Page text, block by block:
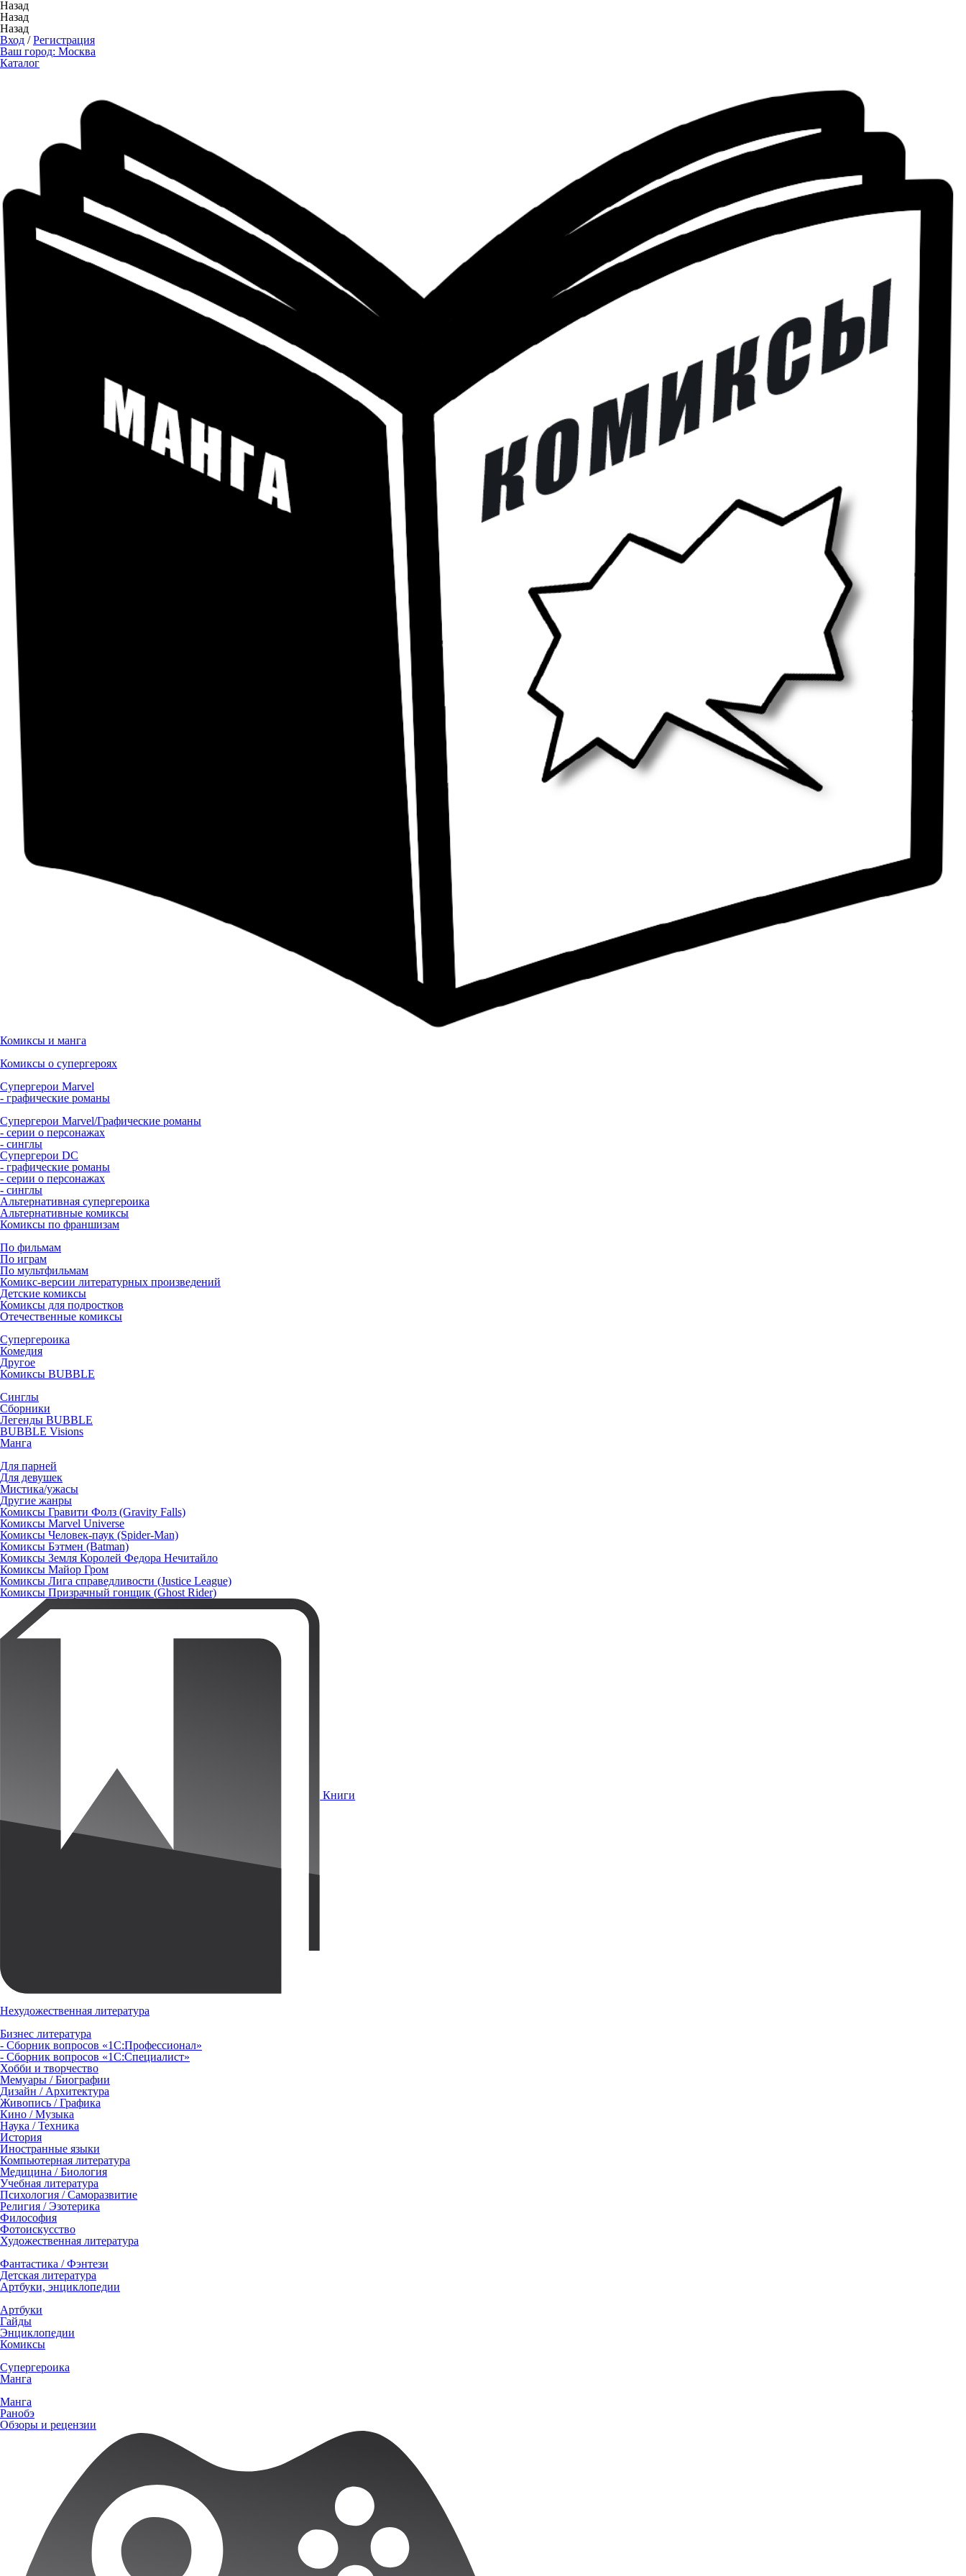
Назад
Назад
Назад
Вход /Регистрация
Ваш город: Москва
Каталог
Комиксы и манга
Комиксы о супергероях
Супергерои Marvel
- графические романы
Супергерои Marvel/Графические романы
- серии о персонажах
- синглы
Супергерои DC
- графические романы
- серии о персонажах
- синглы
Альтернативная супергероика
Альтернативные комиксы
Комиксы по франшизам
По фильмам
По играм
По мультфильмам
Комикс-версии литературных произведений
Детские комиксы
Комиксы для подростков
Отечественные комиксы
Супергероика
Комедия
Другое
Комиксы BUBBLE
Синглы
Сборники
Легенды BUBBLE
BUBBLE Visions
Манга
Для парней
Для девушек
Мистика/ужасы
Другие жанры
Комиксы Гравити Фолз (Gravity Falls)
Комиксы Marvel Universe
Комиксы Человек-паук (Spider-Man)
Комиксы Бэтмен (Batman)
Комиксы Земля Королей Федора Нечитайло
Комиксы Майор Гром
Комиксы Лига справедливости (Justice League)
Комиксы Призрачный гонщик (Ghost Rider)
Книги
Нехудожественная литература
Бизнес литература
- Сборник вопросов «1С:Профессионал»
- Сборник вопросов «1С:Специалист»
Хобби и творчество
Мемуары / Биографии
Дизайн / Архитектура
Живопись / Графика
Кино / Музыка
Наука / Техника
История
Иностранные языки
Компьютерная литература
Медицина / Биология
Учебная литература
Психология / Саморазвитие
Религия / Эзотерика
Философия
Фотоискусство
Художественная литература
Фантастика / Фэнтези
Детская литература
Артбуки, энциклопедии
Артбуки
Гайды
Энциклопедии
Комиксы
Супергероика
Манга
Манга
Ранобэ
Обзоры и рецензии